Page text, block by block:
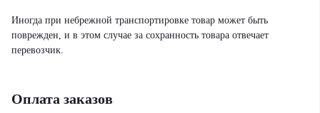
Иногда при небрежной транспортировке товар может быть
поврежден, и в этом случае за сохранность товара отвечает
перевозчик.
Оплата заказов